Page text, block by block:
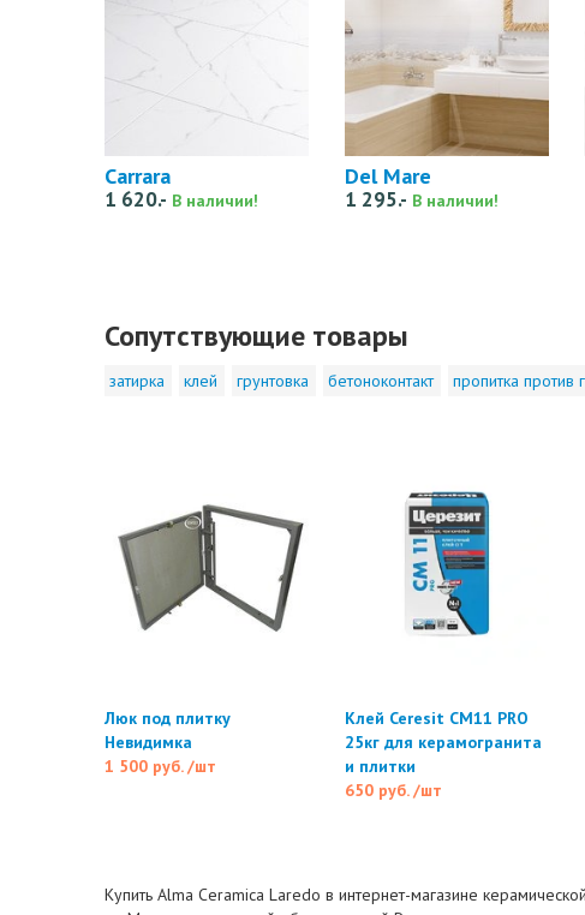
Carrara
1 620.- В наличии!
Del Mare
1 295.- В наличии!
Сопутствующие товары
затирка клей грунтовка бетоноконтакт пропитка против
Люк под плитку
Невидимка
1 500 руб./шт
Клей Ceresit CM11 PRO
25кг для керамогранита
и плитки
650 руб./шт
Купить Alma Ceramica Laredo в интернет-магазине